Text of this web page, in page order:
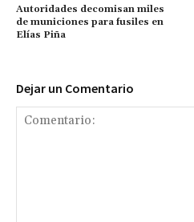
Autoridades decomisan miles
de municiones para fusiles en
Elías Piña
Dejar un Comentario